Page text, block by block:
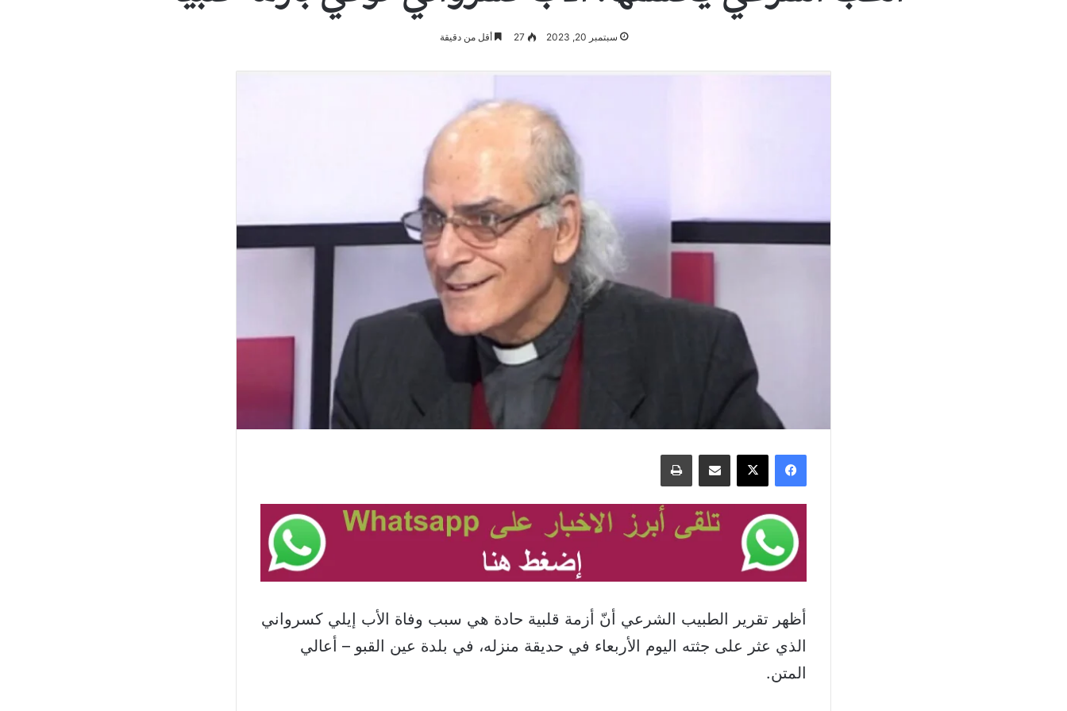
سبتمبر 20, 2023 27 أقل من دقيقة
فيسبوك ‫X مشاركة عبر البريد طباعة
أظهر تقرير الطبيب الشرعي أنّ أزمة قلبية حادة هي سبب وفاة الأب إيلي كسرواني
الذي عثر على جثته اليوم الأربعاء في حديقة منزله، في بلدة عين القبو – أعالي
المتن.